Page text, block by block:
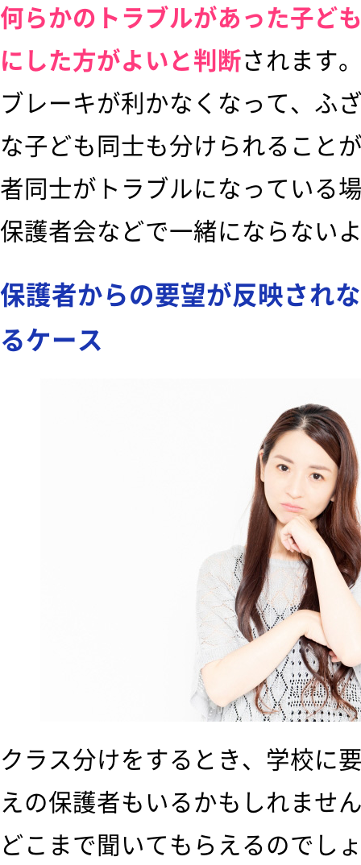
何らかのトラブルがあった子ど
にした方がよいと判断されます
ブレーキが利かなくなって、ふ
な子ども同士も分けられること
者同士がトラブルになっている
保護者会などで一緒にならない
保護者からの要望が反映され
るケース
クラス分けをするとき、学校に
えの保護者もいるかもしれませ
どこまで聞いてもらえるのでし